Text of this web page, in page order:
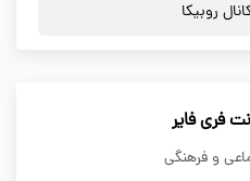
روبیکا
فری فایر
و فرهنگی